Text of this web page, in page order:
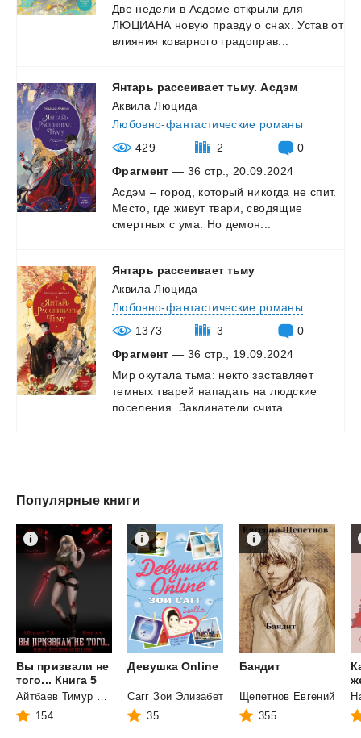
Две недели в Асдэме открыли для
ЛЮЦИАНА новую правду о снах. Устав от
влияния коварного градоправ...
Янтарь рассеивает тьму. Асдэм
Аквила Люцида
Любовно-фантастические романы
429
2
0
Фрагмент — 36 стр., 20.09.2024
Асдэм – город, который никогда не спит.
Место,
где живут твари,
сводящие
смертных с ума. Но демон...
Янтарь рассеивает тьму
Аквила Люцида
Любовно-фантастические романы
1373
3
0
Фрагмент — 36 стр., 19.09.2024
Мир окутала тьма: некто заставляет
темных тварей нападать на людские
поселения.
Заклинатели счита...
Популярные книги
Вы призвали не
того... Книга 5
154
Девушка Online
Сагг Зои Элизабет
35
Бандит
Щепетнов Евгений
355